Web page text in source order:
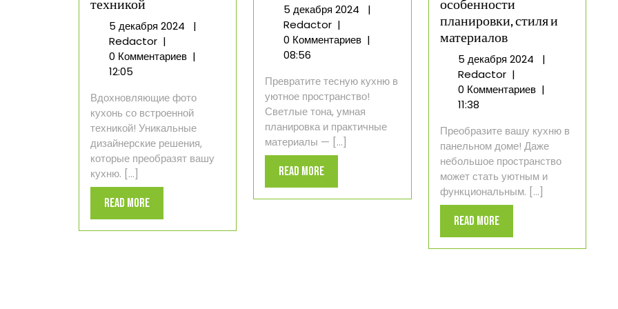
техникой
5 декабря 20245
2024
|
RedactorМой
опыт:
с
встроенной
техникой
|
0 Комментариев |
12:05
Вдохновляющие фото
кухонь со встроенной
техникой! Уникальные
дизайнерские решения,
которые преобразят вашу
кухню. [...]
Read MoreRead
More
5 декабря 2024
2024
|
RedactorДизайн
интерьеров
|
0 Комментариев |
08:56
Превратите тесную кухню в
уютное пространство!
Светлые тона, умная
планировка и практичные
материалы — [...]
Read MoreRead
More
особенности
планировки, стиля и
материалов
5 декабря 2024
2024
|
RedactorДизайн
кухни
доме:
особенности
планировки,
стиля
и
|
0 Комментариев |
11:38
Преобразите вашу кухню в
панельном доме! Даже
небольшое пространство
может стать уютным и
функциональным. [...]
Read MoreRead
More